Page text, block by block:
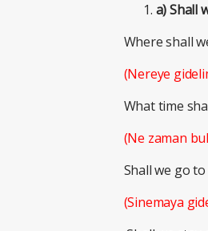
a) Shall
Where shall
(Nereye
What time
(Ne zaman
Shall we go
(Sinemaya